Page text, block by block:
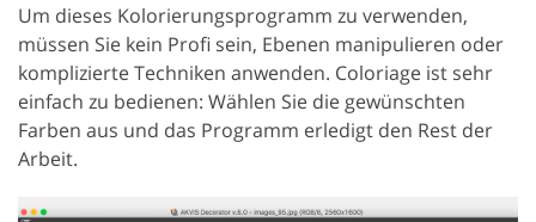
Um dieses Kolorierungsprogramm zu verwenden,
müssen Sie kein Profi sein, Ebenen manipulieren oder
komplizierte Techniken anwenden. Coloriage ist sehr
einfach zu bedienen: Wählen Sie die gewünschten
Farben aus und das Programm erledigt den Rest der
Arbeit.